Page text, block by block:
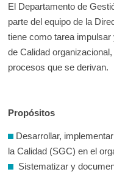
El Departamento de
parte del equipo de la
tiene como tarea
de Calidad
procesos que se derivan.
Propósitos
Desarrollar,
la Calidad (SGC) en el
Sistematizar y